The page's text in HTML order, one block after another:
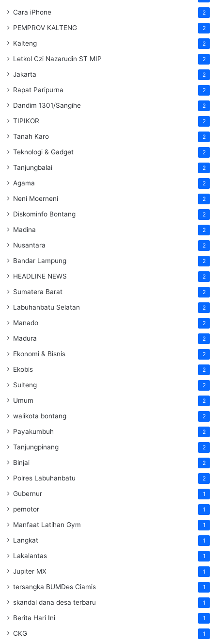
Cara iPhone 2
PEMPROV KALTENG 2
Kalteng 2
Letkol Czi Nazarudin ST MIP 2
Jakarta 2
Rapat Paripurna 2
Dandim 1301/Sangihe 2
TIPIKOR 2
Tanah Karo 2
Teknologi & Gadget 2
Tanjungbalai 2
Agama 2
Neni Moerneni 2
Diskominfo Bontang 2
Madina 2
Nusantara 2
Bandar Lampung 2
HEADLINE NEWS 2
Sumatera Barat 2
Labuhanbatu Selatan 2
Manado 2
Madura 2
Ekonomi & Bisnis 2
Ekobis 2
Sulteng 2
Umum 2
walikota bontang 2
Payakumbuh 2
Tanjungpinang 2
Binjai 2
Polres Labuhanbatu 2
Gubernur 1
pemotor 1
Manfaat Latihan Gym 1
Langkat 1
Lakalantas 1
Jupiter MX 1
tersangka BUMDes Ciamis 1
skandal dana desa terbaru 1
Berita Hari Ini 1
CKG 1